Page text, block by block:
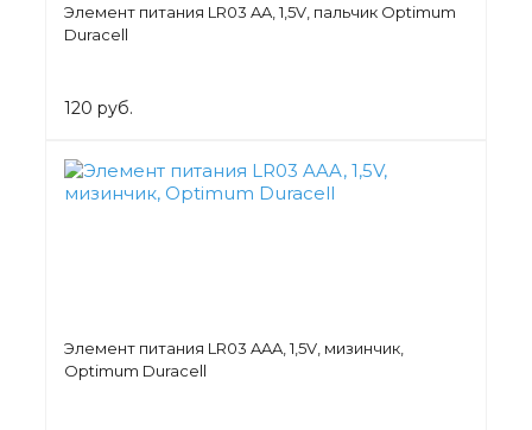
Элемент питания LR03 AA, 1,5V, пальчик Optimum
Duracell
120 руб.
Элемент питания LR03 AAA, 1,5V, мизинчик,
Optimum Duracell